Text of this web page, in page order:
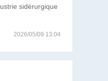
sidérurgique
2026/05/09 13:04